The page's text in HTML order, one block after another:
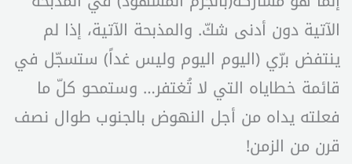
الآتية دون أدنى شكّ. والمذبحة الآتية، إذا لم
ينتفض برّي (اليوم اليوم وليس غداً) ستسجّل في
قائمة خطاياه التي لا تُغتفر… وستمحو كلّ ما
فعلته يداه من أجل النهوض بالجنوب طوال نصف
قرن من الزمن!